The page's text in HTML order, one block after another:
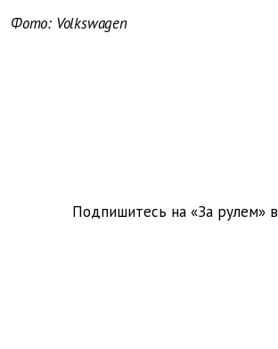
Фото: Volkswagen
Подпишитесь на «За рулем» в